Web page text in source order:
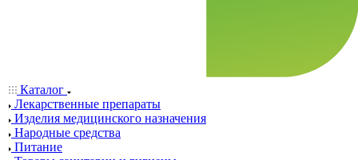
Каталог
Лекарственные препараты
Изделия медицинского назначения
Народные средства
Питание